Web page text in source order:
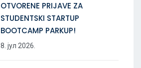
OTVORENE PRIJAVE ZA
STUDENTSKI STARTUP
BOOTCAMP PARKUP!
8. јул 2026.